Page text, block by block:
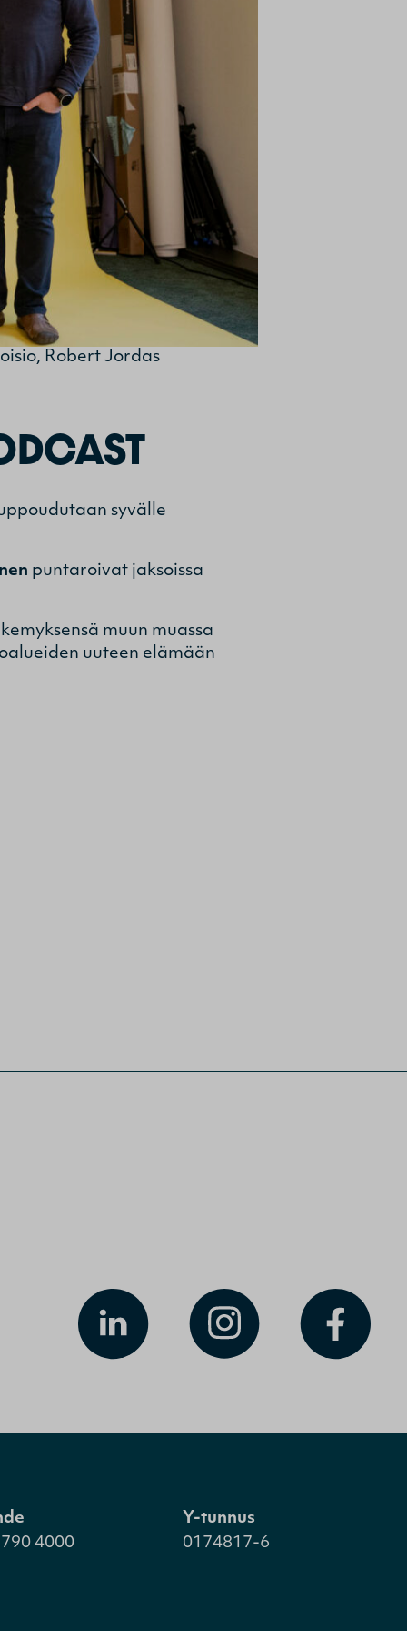
Robert Jordas
syvälle
puntaroivat jaksoissa
muun muassa
uuteen elämään
4000
Y-tunnus
0174817-6